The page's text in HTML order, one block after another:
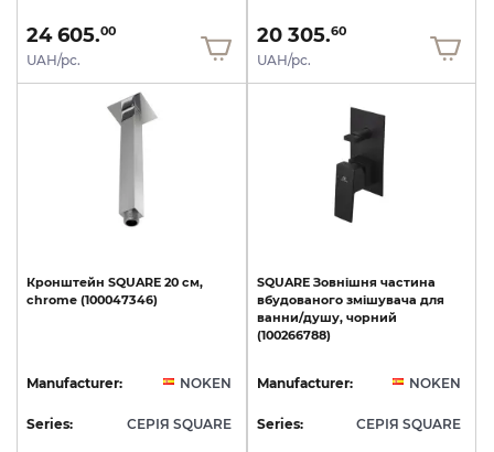
24 605.00
UAH/pc.
20 305.60
UAH/pc.
Кронштейн SQUARE 20 см,
chrome (100047346)
Manufacturer: NOKEN
Series: СЕРІЯ SQUARE
SQUARE Зовнішня частина
вбудованого змішувача для
ванни/душу, чорний
(100266788)
Manufacturer: NOKEN
Series: СЕРІЯ SQUARE